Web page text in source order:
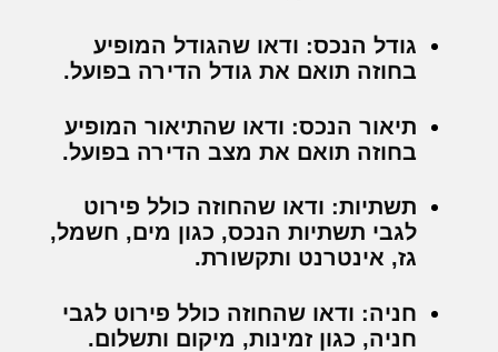
גודל הנכס: ודאו שהגודל המופיע
בחוזה תואם את גודל הדירה בפועל.
תיאור הנכס: ודאו שהתיאור המופיע
בחוזה תואם את מצב הדירה בפועל.
תשתיות: ודאו שהחוזה כולל פירוט
לגבי תשתיות הנכס, כגון מים, חשמל,
גז, אינטרנט ותקשורת.
חניה: ודאו שהחוזה כולל פירוט לגבי
חניה, כגון זמינות, מיקום ותשלום.